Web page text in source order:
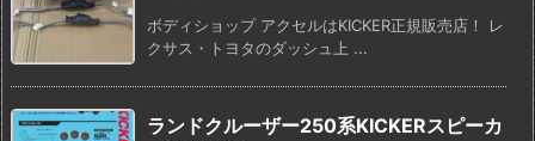
ボディショップ アクセルはKICKER正規販売店！ レ
クサス・トヨタのダッシュ上 ...
ランドクルーザー250系KICKERスピーカ